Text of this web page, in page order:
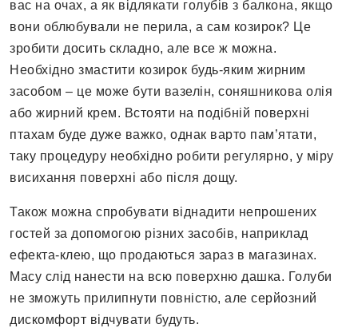
вас на очах, а як відлякати голубів з балкона, якщо
вони облюбували не перила, а сам козирок? Це
зробити досить складно, але все ж можна.
Необхідно змастити козирок будь-яким жирним
засобом – це може бути вазелін, соняшникова олія
або жирний крем. Встояти на подібній поверхні
птахам буде дуже важко, однак варто пам’ятати,
таку процедуру необхідно робити регулярно, у міру
висихання поверхні або після дощу.
Також можна спробувати віднадити непрошених
гостей за допомогою різних засобів, наприклад
ефекта-клею, що продаються зараз в магазинах.
Масу слід нанести на всю поверхню дашка. Голуби
не зможуть прилипнути повністю, але серйозний
дискомфорт відчувати будуть.